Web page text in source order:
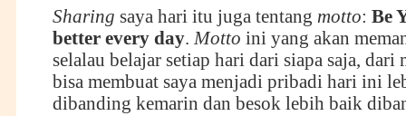
Sharing saya hari itu juga tentang motto: Be
better every day. Motto ini yang akan
selalau belajar setiap hari dari siapa saja, dari
bisa membuat saya menjadi pribadi hari ini
dibanding kemarin dan besok lebih baik